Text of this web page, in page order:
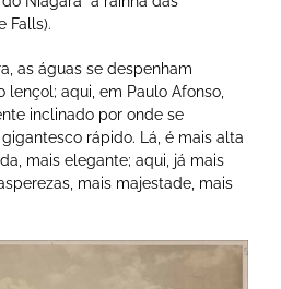
Falls).
as águas se despenham
aqui, em Paulo Afonso,
inclinado por onde se
rápido. Lá, é mais alta
mais elegante; aqui, já mais
mais majestade, mais